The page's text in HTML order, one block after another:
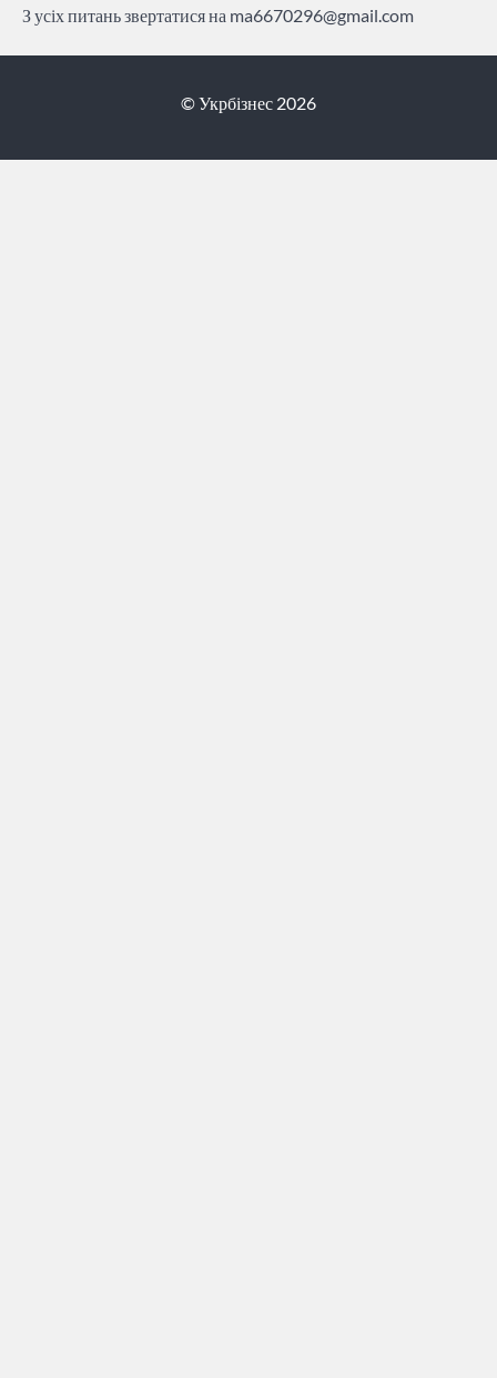
З усіх питань звертатися на ma6670296@gmail.com
© Укрбізнес 2026